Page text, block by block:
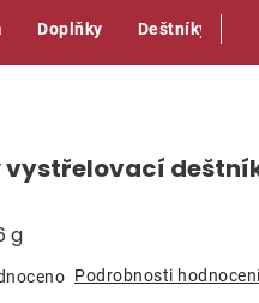
Doplňky Deštníky
vystřelovací
g
Podrobnosti